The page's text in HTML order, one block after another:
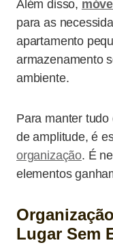
Além disso,
para as
apartamento
armazenamento
ambiente.
Para manter
de amplitude, é
organização. É
elementos
Lugar Sem